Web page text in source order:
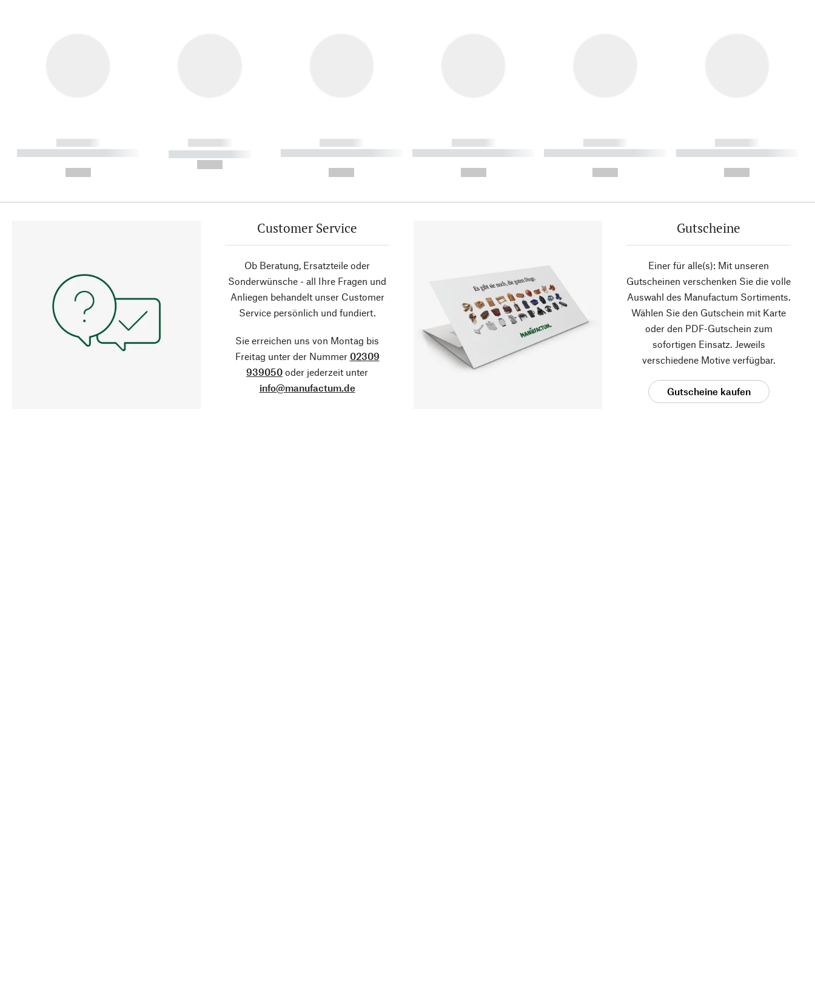
------------
----------- ----------- ----------
------------
----------- -----------
------------
----------- ----------- ----------
------------
----------- ----------- ----------
------------
----------- ----------- ----------
------------
----------- ----------- ----------
Customer Service
Ob Beratung, Ersatzteile oder
Sonderwünsche - all Ihre Fragen und
Anliegen behandelt unser Customer
Service persönlich und fundiert.
Sie erreichen uns von Montag bis
Freitag unter der Nummer 02309
939050 oder jederzeit unter
info@manufactum.de
Gutscheine
Einer für alle(s): Mit unseren
Gutscheinen verschenken Sie die volle
Auswahl des Manufactum Sortiments.
Wählen Sie den Gutschein mit Karte
oder den PDF-Gutschein zum
sofortigen Einsatz. Jeweils
verschiedene Motive verfügbar.
Gutscheine kaufen